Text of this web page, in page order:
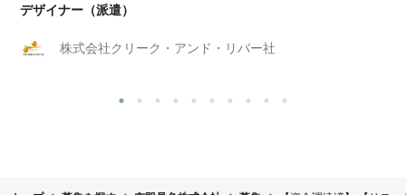
デザイナー（派遣）
株式会社クリーク・アンド・リバー社